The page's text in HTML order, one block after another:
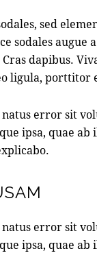
sed
sodales
dapibus.
ligula, porttitor
error sit
ipsa, quae
error sit
ipsa, quae